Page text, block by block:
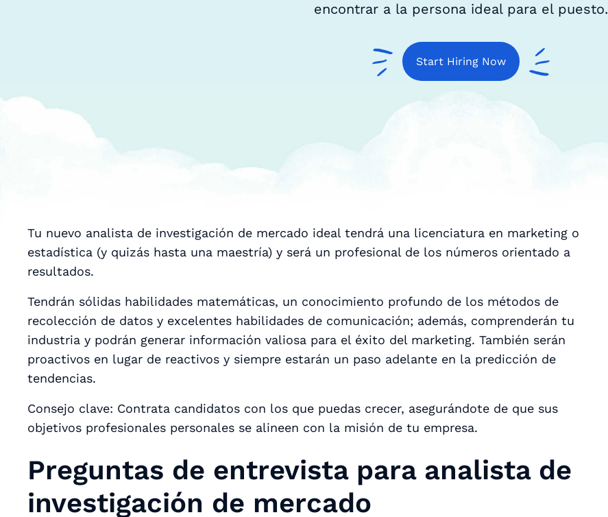
encontrar a la persona ideal para el puesto.
Start Hiring Now
Tu nuevo analista de investigación de mercado ideal tendrá una licenciatura en marketing o
estadística (y quizás hasta una maestría) y será un profesional de los números orientado a
resultados.
Tendrán sólidas habilidades matemáticas, un conocimiento profundo de los métodos de
recolección de datos y excelentes habilidades de comunicación; además, comprenderán tu
industria y podrán generar información valiosa para el éxito del marketing. También serán
proactivos en lugar de reactivos y siempre estarán un paso adelante en la predicción de
tendencias.
Consejo clave: Contrata candidatos con los que puedas crecer, asegurándote de que sus
objetivos profesionales personales se alineen con la misión de tu empresa.
Preguntas de entrevista para analista de
investigación de mercado